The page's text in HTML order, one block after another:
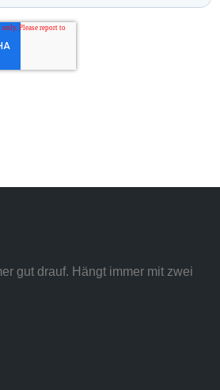
gut drauf. Hängt immer mit zwei